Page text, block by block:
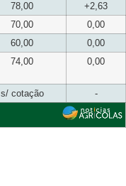
78,00
+2,63
70,00
0,00
60,00
0,00
74,00 0,00
s/ cotação
-